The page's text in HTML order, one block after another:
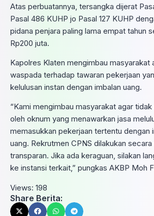
Atas perbuatannya, tersangka dijerat
Pasal 486 KUHP jo Pasal 127 KUHP
pidana penjara paling lama empat tahun
Rp200 juta.
Kapolres Klaten mengimbau masyarakat
waspada terhadap tawaran pekerjaan
kelulusan instan dengan imbalan uang.
“Kami mengimbau masyarakat agar
oleh oknum yang menawarkan jasa
memasukkan pekerjaan tertentu dengan
uang. Rekrutmen CPNS dilakukan
transparan. Jika ada keraguan, silakan
ke instansi terkait,” pungkas AKBP Moh
Views: 198
Share Berita: